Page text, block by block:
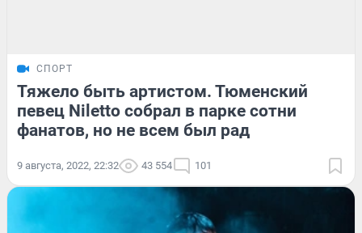
СПОРТ
Тяжело быть артистом. Тюменский
певец Niletto собрал в парке сотни
фанатов, но не всем был рад
9 августа, 2022, 22:32 43 554 101